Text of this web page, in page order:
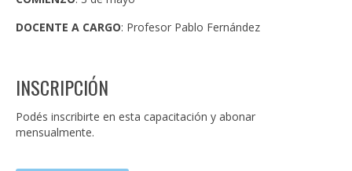
DOCENTE A CARGO: Profesor Pablo Fernández
INSCRIPCIÓN
Podés inscribirte en esta capacitación y abonar
mensualmente.